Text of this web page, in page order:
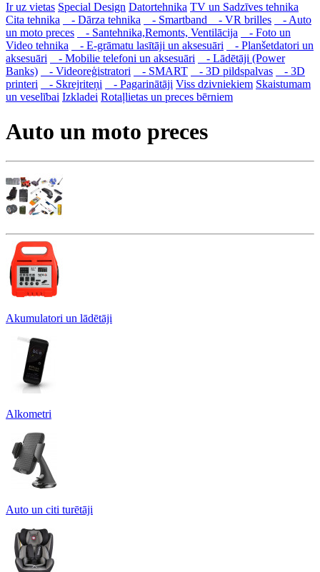
Ir uz vietas Special Design Datortehnika TV un Sadzīves tehnika
Cita tehnika
- Dārza tehnika - Smartband - VR brilles
- Auto
un moto preces
- Santehnika,Remonts, Ventilācija
- Foto un
Video tehnika
- E-grāmatu lasītāji un aksesuāri
- Planšetdatori un
aksesuāri
- Mobilie telefoni un aksesuāri
- Lādētāji (Power
Banks)
- Videoreģistratori - SMART - 3D pildspalvas
- 3D
printeri
- Skrejriteņi - Pagarinātāji Viss dzivniekiem Skaistumam
un veselībai Izkladei Rotaļlietas un preces bērniem
Auto un moto preces
Akumulatori un lādētāji
Alkometri
Auto un citi turētāji